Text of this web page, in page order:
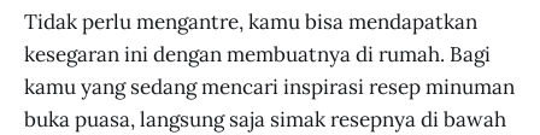
Tidak perlu mengantre, kamu bisa mendapatkan
kesegaran ini dengan membuatnya di rumah. Bagi
kamu yang sedang mencari inspirasi resep minuman
buka puasa, langsung saja simak resepnya di bawah